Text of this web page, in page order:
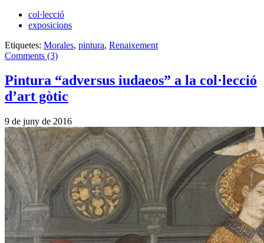
col·lecció
exposicions
Etiquetes: Morales, pintura, Renaixement
Comments (3)
Pintura “adversus iudaeos” a la col·lecció
d’art gòtic
9 de juny de 2016